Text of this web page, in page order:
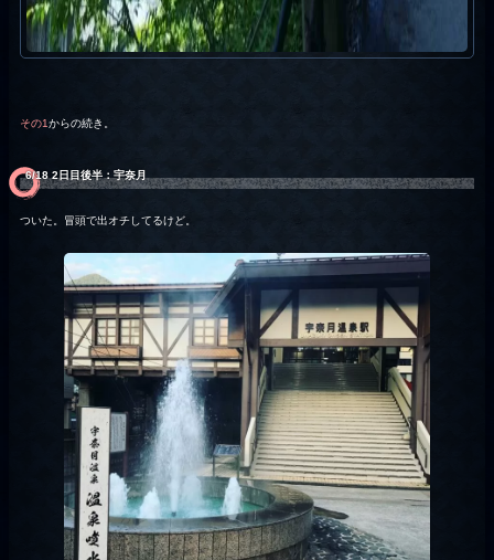
その1からの続き。
6/18 2日目後半：宇奈月
ついた。冒頭で出オチしてるけど。